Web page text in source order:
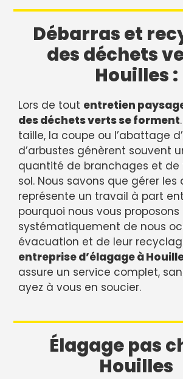
Débarras et
des déchets
Houilles :
Lors de tout entretien
des déchets verts se forment
taille, la coupe ou l’abattage
d’arbustes génèrent souvent
quantité de branchages et de
sol. Nous savons que gérer
représente un travail à part
pourquoi nous vous proposons
systématiquement de nous
évacuation et de leur
entreprise d’élagage à
assure un service complet,
ayez à vous en soucier.
Élagage pas
Houilles